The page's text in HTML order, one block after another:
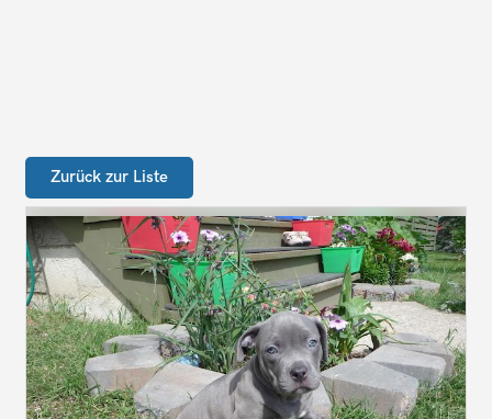
Zurück zur Liste